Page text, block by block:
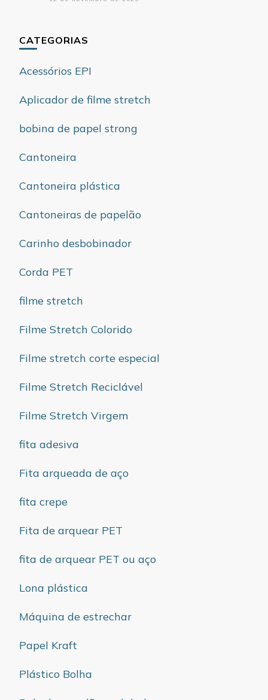
CATEGORIAS
Acessórios EPI
Aplicador de filme stretch
bobina de papel strong
Cantoneira
Cantoneira plástica
Cantoneiras de papelão
Carinho desbobinador
Corda PET
filme stretch
Filme Stretch Colorido
Filme stretch corte especial
Filme Stretch Reciclável
Filme Stretch Virgem
fita adesiva
Fita arqueada de aço
fita crepe
Fita de arquear PET
fita de arquear PET ou aço
Lona plástica
Máquina de estrechar
Papel Kraft
Plástico Bolha